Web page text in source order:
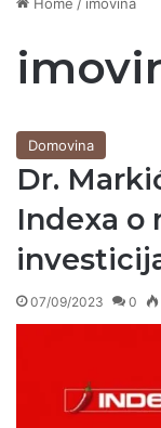
Domovina
Dr.
Indexa o
07/09/2023 0